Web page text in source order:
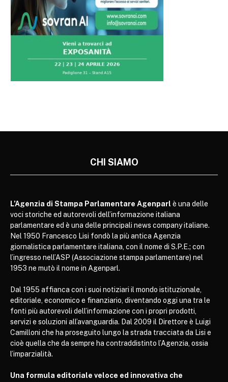
CHI SIAMO
L’Agenzia di Stampa Parlamentare Agenparl è una delle
voci storiche ed autorevoli dell’informazione italiana
parlamentare ed è una delle principali news company italiane.
Nel 1950 Francesco Lisi fondò la più antica Agenzia
giornalistica parlamentare italiana, con il nome di S.P.E.; con
l’ingresso nell’ASP (Associazione stampa parlamentare) nel
1953 ne mutò il nome in Agenparl.
Dal 1955 affianca con i suoi notiziari il mondo istituzionale,
editoriale, economico e finanziario, diventando oggi una tra le
fonti più autorevoli dell’informazione con i propri prodotti,
servizi e soluzioni all’avanguardia. Dal 2009 il Direttore è Luigi
Camilloni che ha proseguito lungo la strada tracciata da Lisi e
cioè quella che da sempre ha contraddistinto l’Agenzia, ossia
l’imparzialità.
Una formula editoriale veloce ed innovativa che